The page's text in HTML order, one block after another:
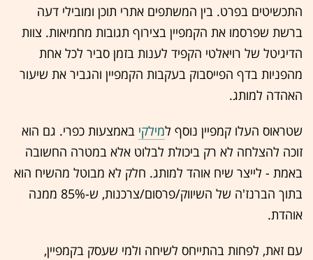
התכשיטים בפרט. בין המשתפים אתרי תוכן ומובילי דעה
ברשת שפרסמו את הקמפיין בצירוף תגובות מחמיאות. צוות
הדיגיטל של רויאלטי הקפיד לענות בזמן סביר לכל אחת
מהפניות בדף הפייסבוק בעקבות הקמפיין והגביר את שיעור
האהדה למותג.
שטראוס העלו קמפיין נוסף למילקי באמצעות כפרי. גם הוא
זוכה להצלחה לא רק ביכולת לבלוט אלא במטרה החשובה
באמת - לייצר שיח אוהד למותג. חלק לא מבוטל מהשיח הוא
בתוך הברנז'ה של השיווק/פרסום/צרכנות, ש-85% ממנה
אוהדת.
עם זאת, לפחות בהתייחס לשיחה ולמי שעסק בקמפיין,